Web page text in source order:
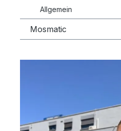
Allgemein
Mosmatic